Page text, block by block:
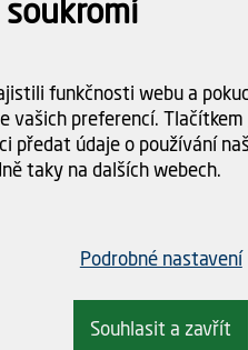
Dostupnost:
Doba dodání:
Doprava
funkčnosti webu a
vašich preferencí.
předat údaje o používání
taky na dalších webech.
Podrobné nastavení
Souhlasit a zavřít